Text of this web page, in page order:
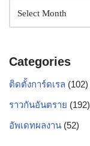
Categories
ติดตั้งการ์ดเรล (102)
ราวกันอันตราย (192)
อัพเดทผลงาน (52)